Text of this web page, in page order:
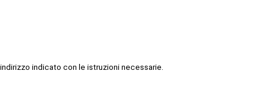
indicato con le istruzioni necessarie.